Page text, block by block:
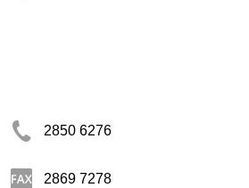
2850 6276
2869 7278